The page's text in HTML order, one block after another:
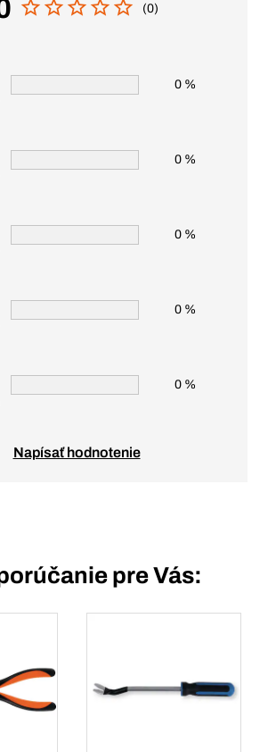
(0)
0 %
0 %
0 %
0 %
0 %
Napísať hodnotenie
pre Vás: